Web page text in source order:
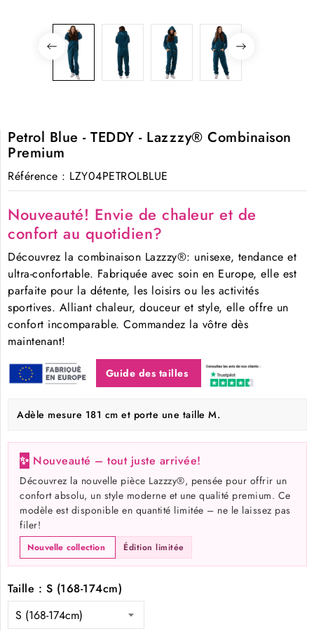
Petrol Blue - TEDDY - Lazzzy® Combinaison
Premium
Référence : LZY04PETROLBLUE
Nouveauté! Envie de chaleur et de
confort au quotidien?
Découvrez la combinaison Lazzzy®: unisexe, tendance et
ultra-confortable. Fabriquée avec soin en Europe, elle est
parfaite pour la détente, les loisirs ou les activités
sportives. Alliant chaleur, douceur et style, elle offre un
confort incomparable. Commandez la vôtre dès
maintenant!
Guide des tailles
Adèle mesure 181 cm et porte une taille M.
✨ Nouveauté – tout juste arrivée!
Découvrez la nouvelle pièce Lazzzy®, pensée pour offrir un
confort absolu, un style moderne et une qualité premium. Ce
modèle est disponible en quantité limitée – ne le laissez pas
filer!
Nouvelle collection Édition limitée
Taille : S (168-174cm)